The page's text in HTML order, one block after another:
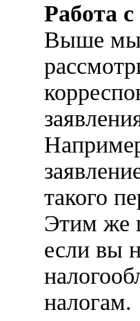
Работа
Выше мы
такого
Этим же
если вы
налогам.